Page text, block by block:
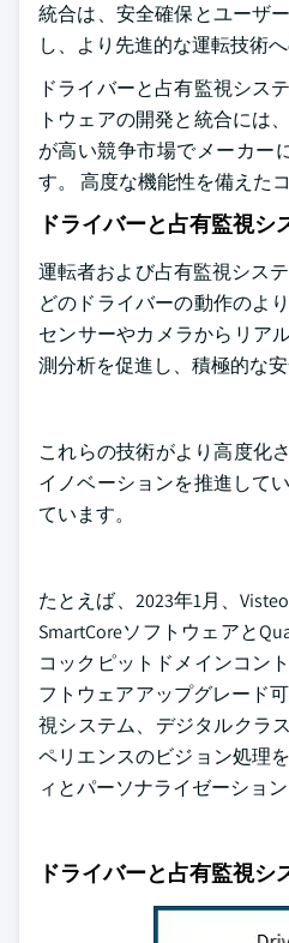
統合は、安全確保とユーザ
し、より先進的な運転技術
ドライバーと占有監視シス
トウェアの開発と統合には
が高い競争市場でメーカー
す。 高度な機能性を備えた
ドライバーと占有監視シ
運転者および占有監視シス
どのドライバーの動作のよ
センサーやカメラからリア
測分析を促進し、積極的な
これらの技術がより高度化
イノベーションを推進して
ています。
たとえば、2023年1月、
SmartCoreソフトウェアと
コックピットドメインコン
フトウェアアップグレード
視システム、デジタルクラ
ペリエンスのビジョン処理
ィとパーソナライゼーショ
ドライバーと占有監視シ